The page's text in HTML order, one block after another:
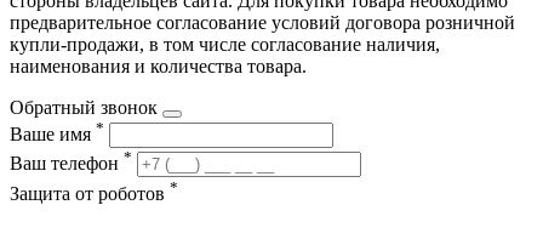
предварительное согласование условий договора розничной
купли-продажи, в том числе согласование наличия,
наименования и количества товара.
Обратный звонок
Ваше имя *
Ваш телефон *
Защита от роботов *